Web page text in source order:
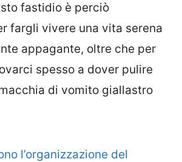
fastidio è perciò
fargli vivere una vita serena
appagante, oltre che per
spesso a dover pulire
di vomito giallastro
l’organizzazione del